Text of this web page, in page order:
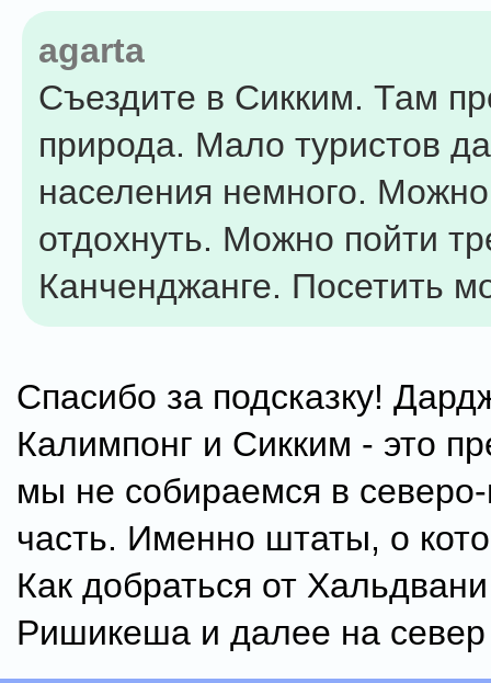
agarta
Съездите в Сикким. Там
природа. Мало туристов
населения немного.
отдохнуть. Можно пойти
Канченджанге. Посетить
Спасибо за подсказку!
Калимпонг и Сикким - это
мы не собираемся в
часть. Именно штаты, о
Как добраться от
Ришикеша и далее на